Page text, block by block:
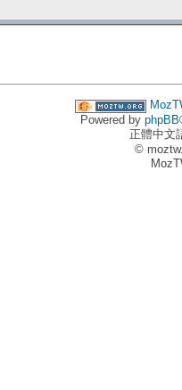
Powered by phpBB
正體中文
©